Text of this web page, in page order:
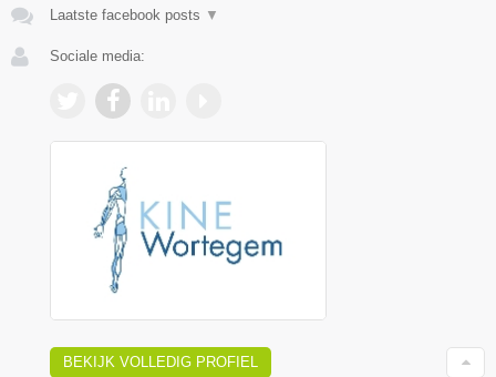
Laatste facebook posts ▼
Sociale media:
BEKIJK VOLLEDIG PROFIEL